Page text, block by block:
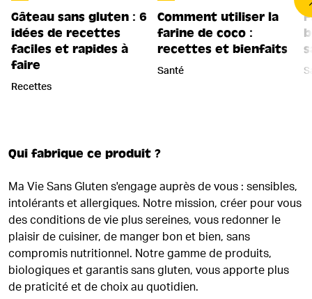
Gâteau sans gluten : 6
idées de recettes
faciles et rapides à
faire
Recettes
Comment utiliser la
farine de coco :
recettes et bienfaits
Santé
Qui fabrique ce produit ?
Ma Vie Sans Gluten s'engage auprès de vous : sensibles,
intolérants et allergiques. Notre mission, créer pour vous
des conditions de vie plus sereines, vous redonner le
plaisir de cuisiner, de manger bon et bien, sans
compromis nutritionnel. Notre gamme de produits,
biologiques et garantis sans gluten, vous apporte plus
de praticité et de choix au quotidien.